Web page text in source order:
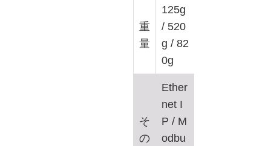
重
量
125g
/ 520
g / 82
0g
そ
の
Ether
net I
P / M
odbu